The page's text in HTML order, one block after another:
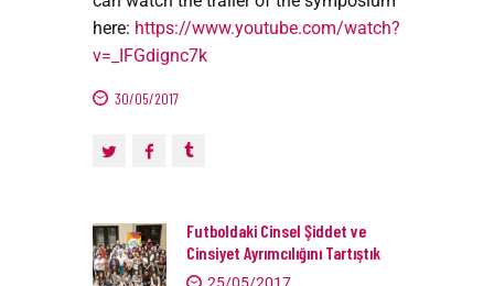
here: https://www.youtube.com/watch?
v=_IFGdignc7k
30/05/2017
Futboldaki Cinsel Şiddet ve
Cinsiyet Ayrımcılığını Tartıştık